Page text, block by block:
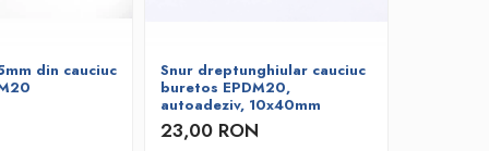
din cauciuc
Snur dreptunghiular cauciuc
buretos EPDM20,
autoadeziv, 10x40mm
23,00 RON